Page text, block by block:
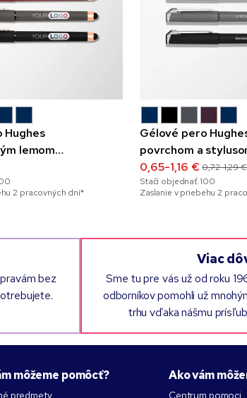
Hughes
lemom
potlačou
2 pracovných dní*
Gélové pero
povrchom a
0,65-1,16 € 0,72-1,29 €
Stačí objednať 100
Zaslanie v priebehu 2
bez
Viac
Sme tu pre vás už od roku
odborníkov pomohli už
trhu vďaka nášmu
môžeme pomôcť?
predmety
Ako vám
Centrum pomoci